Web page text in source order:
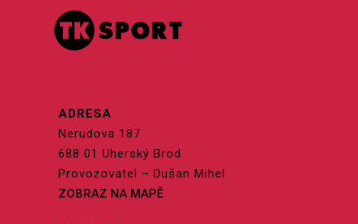
ADRESA
Nerudova 187
688 01 Uherský Brod
Provozovatel – Dušan Mihel
ZOBRAZ NA MAPĚ